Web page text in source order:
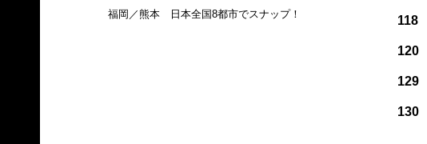
福岡／熊本 日本全国8都市でスナップ！
118
120
129
130